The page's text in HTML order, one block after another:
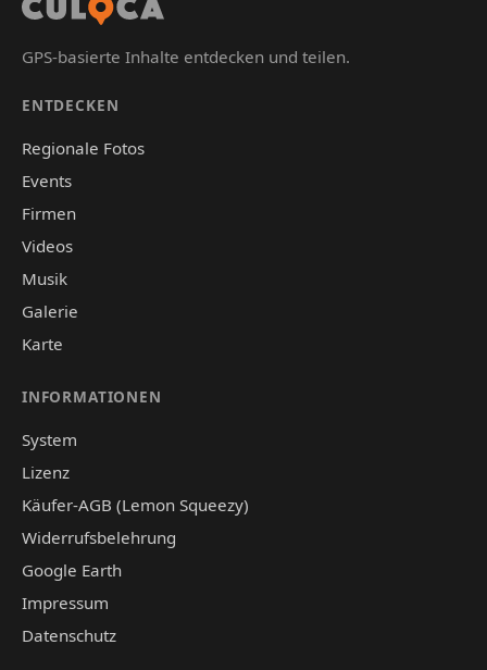
GPS-basierte Inhalte entdecken und teilen.
ENTDECKEN
Regionale Fotos
Events
Firmen
Videos
Musik
Galerie
Karte
INFORMATIONEN
System
Lizenz
Käufer-AGB (Lemon Squeezy)
Widerrufsbelehrung
Google Earth
Impressum
Datenschutz